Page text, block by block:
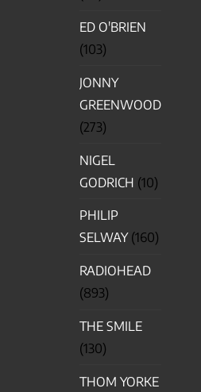
ED O'BRIEN
(103)
JONNY
GREENWOOD
(273)
NIGEL
GODRICH (10)
PHILIP
SELWAY(160)
RADIOHEAD
(893)
THE SMILE
(130)
THOM YORKE